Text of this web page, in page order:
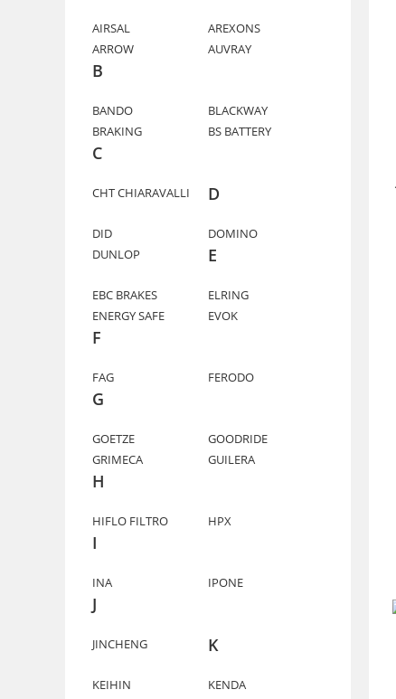
AIRSAL
AREXONS
ARROW
AUVRAY
B
BANDO
BLACKWAY
BRAKING
BS BATTERY
C
CHT CHIARAVALLI D
DID
DOMINO
DUNLOP
E
EBC BRAKES
ELRING
ENERGY SAFE
EVOK
F
FAG FERODO
G
GOETZE
GOODRIDE
GRIMECA
GUILERA
H
HIFLO FILTRO HPX
I
INA IPONE
J
JINCHENG K
KEIHIN
KENDA